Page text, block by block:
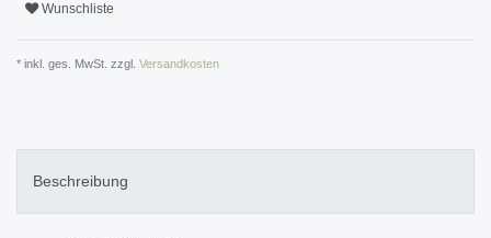
Wunschliste
* inkl. ges. MwSt. zzgl. Versandkosten
Beschreibung